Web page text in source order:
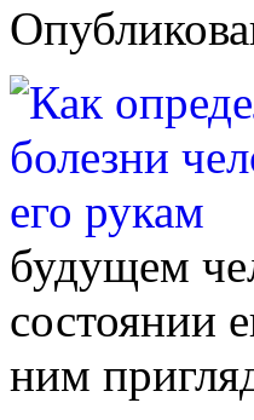
будущем
состоянии
ним